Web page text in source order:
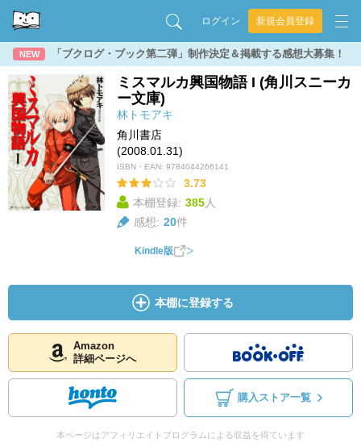
ログイン 新規会員登録
NEW 「ブクログ・ブック第二弾」制作決定＆掲載する感想大募集！
ミスマルカ興国物語 I (角川スニーカ
ー文庫)
林トモアキ
角川書店
(2008.01.31)
ISBN・EAN: 9784044266141
3.73
本棚登録: 385人
感想: 20件
Kindle版
本棚に登録する
Amazon
詳細ページへ
購入ストア一覧
本ページはアフィリエイトプログラムによる収益を得ています